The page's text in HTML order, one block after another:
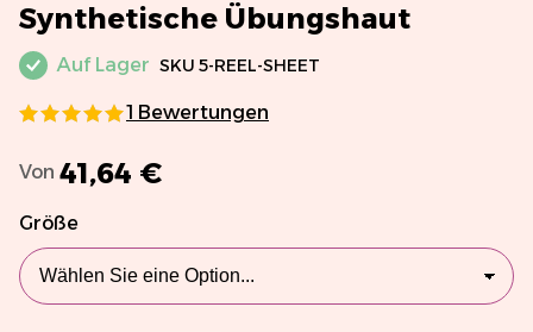
Synthetische Übungshaut
Auf Lager SKU 5-REEL-SHEET
1 Bewertungen
Von 41,64 €
Größe